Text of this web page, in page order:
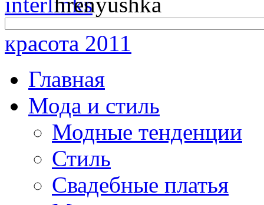
красота 2011
Главная
Мода и стиль
Модные тенденции
Стиль
Свадебные платья